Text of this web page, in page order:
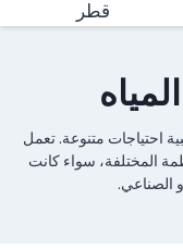
احتياجات متنوعة. تعمل
المختلفة، سواء كانت
الصناعي.